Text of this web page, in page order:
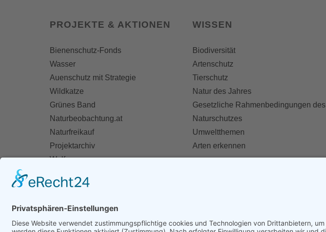
PROJEKTE & AKTIONEN
Bienenschutz-Fonds
Wasser
Auenschutz mit Strategie
Wildkatze
Grünes Band
Naturbeobachtung.at
Naturfreikauf
Projektarchiv
Wolf
WISSEN
Biodiversität
Artenschutz
Tierschutz
Natur des Jahres
Gesetzliche Rahmenbedingungen des
Naturschutzes
Umweltthemen
Arten erkennen
Spenden